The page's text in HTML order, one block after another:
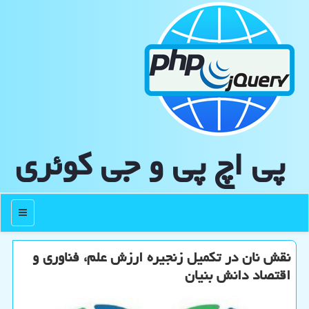
پی اچ پی و جی كوئری
منو
نقش نان در تکمیل زنجیره ارزش علم، فناوری و
اقتصاد دانش بنیان